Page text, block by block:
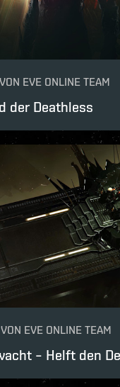
VON EVE ONLINE TEAM
der Deathless
VON EVE ONLINE TEAM
– Helft den